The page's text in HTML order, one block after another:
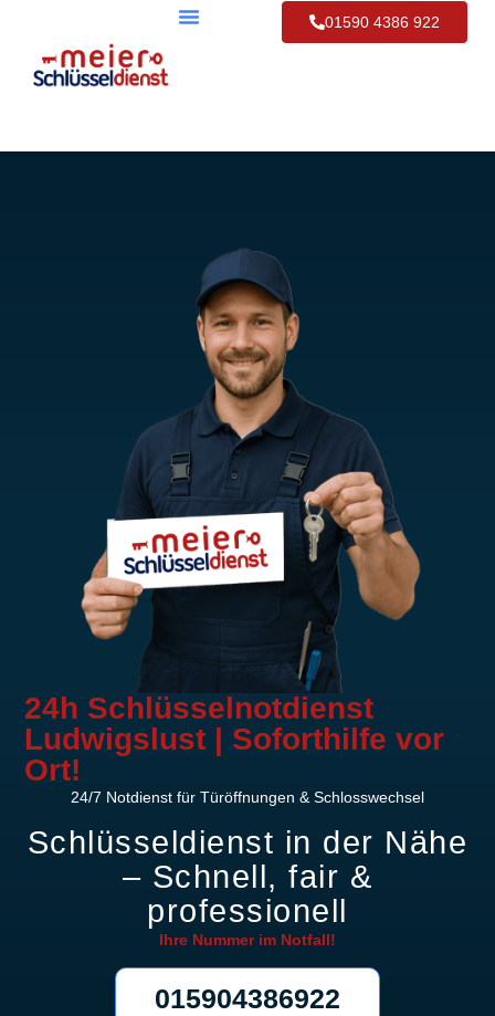
01590 4386 922
24h Schlüsselnotdienst
Ludwigslust | Soforthilfe vor
Ort!
24/7 Notdienst für Türöffnungen & Schlosswechsel
Schlüsseldienst in der Nähe
– Schnell, fair &
professionell
Ihre Nummer im Notfall!
015904386922